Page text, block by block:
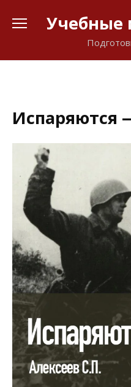
Учебные
Испаряются